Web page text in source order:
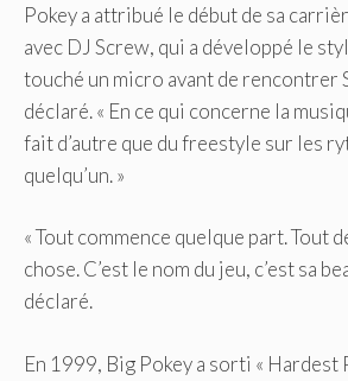
Pokey a attribué le début de sa
avec DJ Screw, qui a développé le
touché un micro avant de rencontrer
déclaré. « En ce qui concerne la
fait d’autre que du freestyle sur les
quelqu’un. »
« Tout commence quelque part. Tout
chose. C’est le nom du jeu, c’est sa
déclaré.
En 1999, Big Pokey a sorti « Hardest